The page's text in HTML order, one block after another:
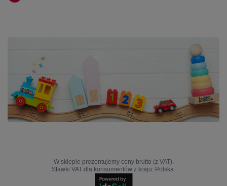
W sklepie prezentujemy ceny brutto (z VAT).
Stawki VAT dla konsumentów z kraju: Polska.